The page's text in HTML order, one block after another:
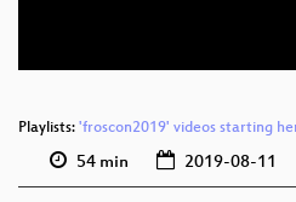
Playlists: 'froscon2019' videos starting
54 min 2019-08-11